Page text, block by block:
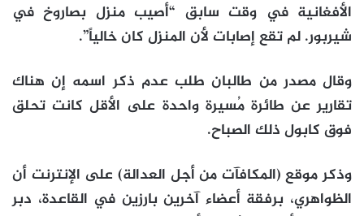
الأفغانية في وقت سابق “أصيب منزل بصاروخ في
شيربور. لم تقع إصابات لأن المنزل كان خالياً”.
وقال مصدر من طالبان طلب عدم ذكر اسمه إن هناك
تقارير عن طائرة مُسيرة واحدة على الأقل كانت تحلق
فوق كابول ذلك الصباح.
وذكر موقع (المكافآت من أجل العدالة) على الإنترنت أن
الظواهري، برفقة أعضاء آخرين بارزين في القاعدة، دبر